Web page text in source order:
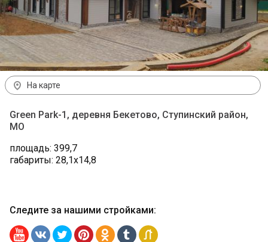
На карте
Green Park-1, деревня Бекетово, Ступинский район,
МО
площадь: 399,7
габариты: 28,1х14,8
Следите за нашими стройками: